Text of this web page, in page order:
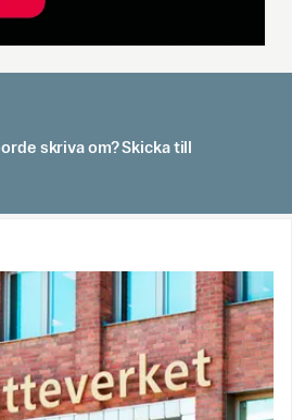
skriva om? Skicka till